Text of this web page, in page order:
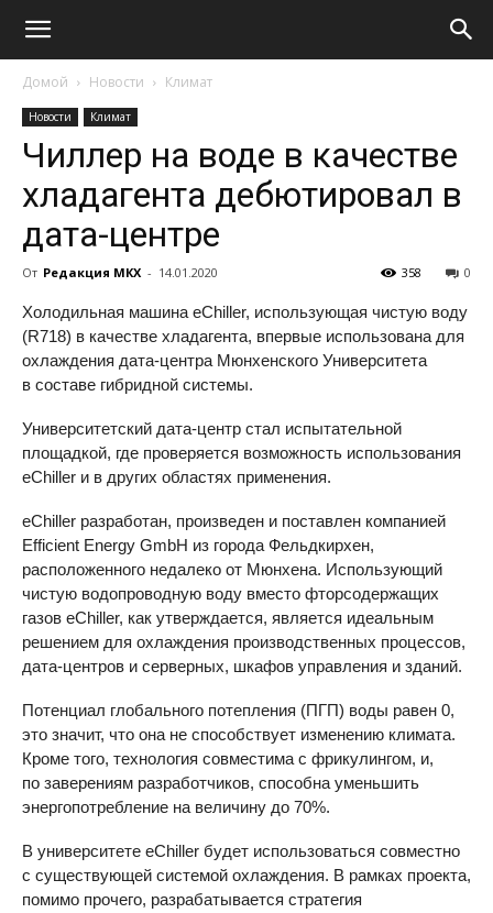
Домой Новости Климат
Новости Климат
Чиллер на воде в качестве
хладагента дебютировал в
дата-центре
От Редакция МКХ - 14.01.2020 0
358
Холодильная машина eChiller, использующая чистую воду
(R718) в качестве хладагента, впервые использована для
охлаждения дата-центра Мюнхенского Университета
в составе гибридной системы.
Университетский дата-центр стал испытательной
площадкой, где проверяется возможность использования
eChiller и в других областях применения.
eChiller разработан, произведен и поставлен компанией
Efficient Energy GmbH из города Фельдкирхен,
расположенного недалеко от Мюнхена. Использующий
чистую водопроводную воду вместо фторсодержащих
газов eChiller, как утверждается, является идеальным
решением для охлаждения производственных процессов,
дата-центров и серверных, шкафов управления и зданий.
Потенциал глобального потепления (ПГП) воды равен 0,
это значит, что она не способствует изменению климата.
Кроме того, технология совместима с фрикулингом, и,
по заверениям разработчиков, способна уменьшить
энергопотребление на величину до 70%.
В университете eChiller будет использоваться совместно
с существующей системой охлаждения. В рамках проекта,
помимо прочего, разрабатывается стратегия